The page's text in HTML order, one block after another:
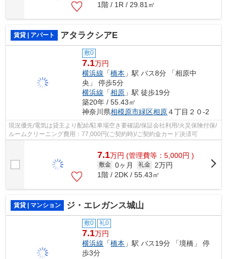
1階 / 1R / 29.81㎡
賃貸 | アパート アタラクシアE
敷0
7.1万円
横浜線 「橋本 」駅 バス8分 「相原中
央」 停歩5分
横浜線 「相原 」駅 徒歩19分
築20年 / 55.43㎡
神奈川県相模原市緑区相原４丁目２０-2
現況優先/電気は貸主より配給/駐車場空き要確認/保証会社利用/火災保険付保/
ルームクリーニング費用：77,000円(ご契約時)/ご契約金カード決済可
7.1万円 (管理費等：5,000円 )
敷金 0ヶ月 礼金
2万円
1階 / 2DK / 55.43㎡
賃貸 | マンション ジ・エレガンス城山
敷0 礼0
7.1万円
横浜線 「橋本 」駅 バス19分 「境橋」 停
歩3分